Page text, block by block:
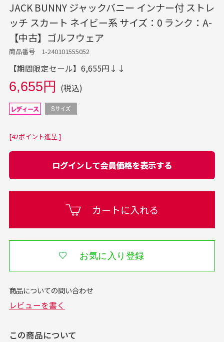
JACK BUNNY ジャックバニー インナー付 ストレ
ッチ スカート ネイビー系 サイズ：0 ランク：A-
【中古】ゴルフウェア
商品番号 1-240101555052
【期間限定セール】6,655円↓↓
6,655円 (税込)
[42ポイント進呈 ]
ログインして会員価格を表示する
カートに入れる
お気に入り登録
この商品について